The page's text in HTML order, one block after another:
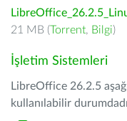
21 MB (Torrent, Bilgi)
İşletim Sistemleri
LibreOffice 26.2.5
kullanılabilir